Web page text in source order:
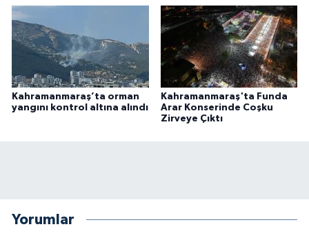
Kahramanmaraş’ta orman
yangını kontrol altına alındı
Kahramanmaraş'ta Funda
Arar Konserinde Coşku
Zirveye Çıktı
Yorumlar